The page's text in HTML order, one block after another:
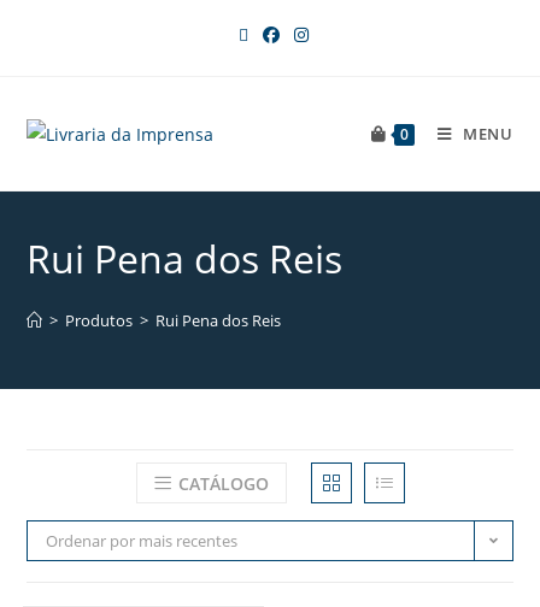
0 MENU
Rui Pena dos Reis
> Produtos > Rui Pena dos Reis
CATÁLOGO
Ordenar por mais recentes